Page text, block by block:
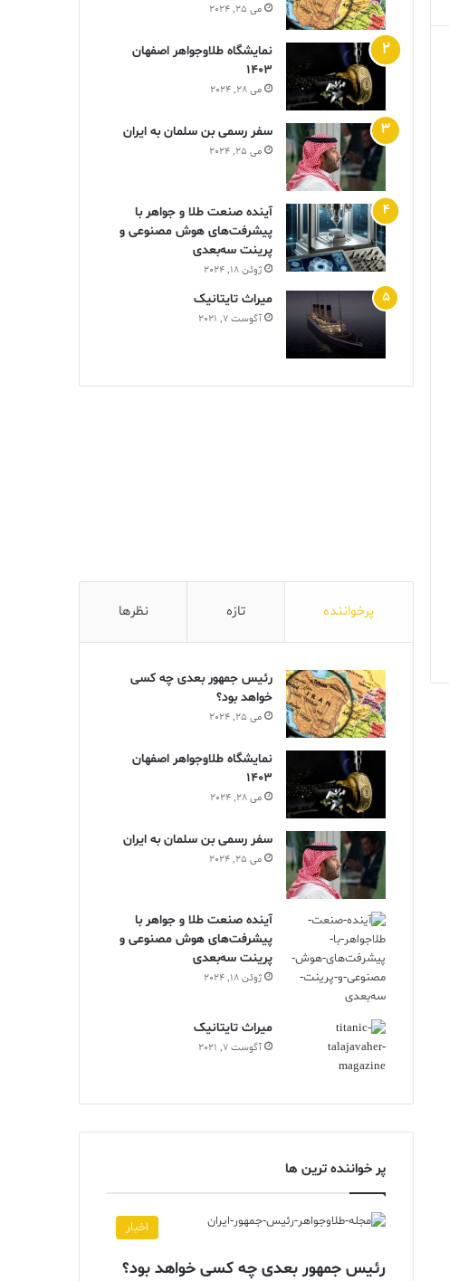
می 25, 2024
نمایشگاه طلاوجواهر اصفهان
1403
می 28, 2024
سفر رسمی بن سلمان به ایران
می 25, 2024
آینده صنعت طلا و جواهر با
پیشرفت‌های هوش مصنوعی و
پرینت سه‌بعدی
ژوئن 18, 2024
ميراث تايتانيک
آگوست 7, 2021
پرخواننده تازه نظرها
رئیس جمهور بعدی چه کسی
خواهد بود؟
می 25, 2024
نمایشگاه طلاوجواهر اصفهان
1403
می 28, 2024
سفر رسمی بن سلمان به ایران
می 25, 2024
آینده صنعت طلا و جواهر با
پیشرفت‌های هوش مصنوعی و
پرینت سه‌بعدی
ژوئن 18, 2024
ميراث تايتانيک
آگوست 7, 2021
پر خواننده ترین ها
اخبار
رئیس جمهور بعدی چه کسی خواهد بود؟